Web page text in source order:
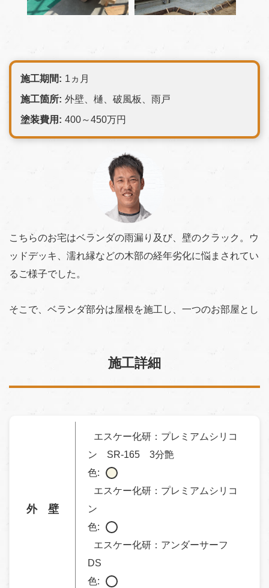
施工期間: 1ヵ月
施工箇所: 外壁、樋、破風板、雨戸
塗装費用: 400～450万円
こちらのお宅はベランダの雨漏り及び、壁のクラック。ウ
ッドデッキ、濡れ縁などの木部の経年劣化に悩まされてい
るご様子でした。
そこで、ベランダ部分は屋根を施工し、一つのお部屋とし
ウッドデッキ、濡れ縁は撤去させて頂き、濡れ縁は檜によ
また、瓦の面戸が剥がれ落ちている箇所が見受けられまし
たので、撤去後、再度、面戸を施工させて頂きました。
外壁においては、クラック箇所を補修し、スタッコ壁の風
合いを残すため、ＳＫ化研の
りしたのち中塗り、上塗り塗装をさせて頂きました。
加えて、既存の波板による物干しスペースを撤去し、サン
テラスへと生まれ変わりました。
施工詳細
外 壁
エスケー化研：プレミアムシリコ
ン SR-165 3分艶
色:
エスケー化研：プレミアムシリコ
ン
色:
エスケー化研：アンダーサーフ
DS
色: